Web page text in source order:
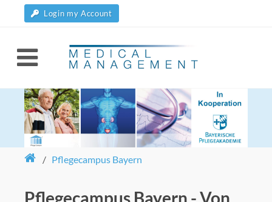
Login my Account
/ Pflegecampus Bayern
Pflegecampus Bayern - Von